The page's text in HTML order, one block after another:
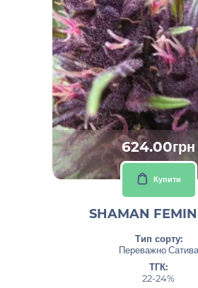
624.00грн
Купити
SHAMAN
Тип сорту:
Переважно Сатива
ТГК:
22-24%